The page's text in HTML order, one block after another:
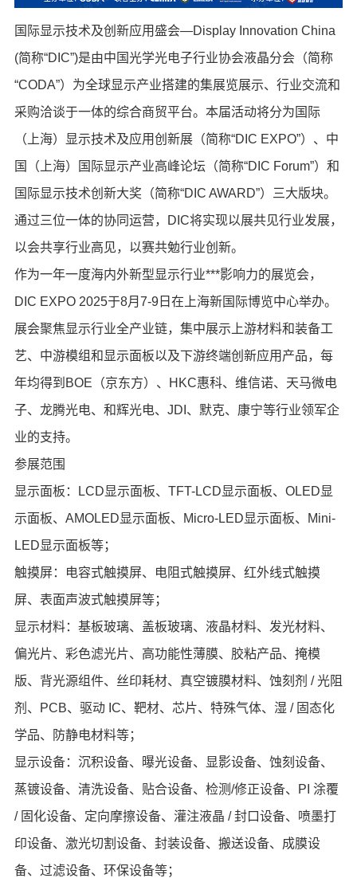
国际显示技术及创新应用盛会—Display Innovation China
(简称“DIC”)是由中国光学光电子行业协会液晶分会（简称
“CODA”）为全球显示产业搭建的集展览展示、行业交流和
采购洽谈于一体的综合商贸平台。本届活动将分为国际
（上海）显示技术及应用创新展（简称“DIC EXPO”）、中
国（上海）国际显示产业高峰论坛（简称“DIC Forum”）和
国际显示技术创新大奖（简称“DIC AWARD”）三大版块。
通过三位一体的协同运营，DIC将实现以展共见行业发展，
以会共享行业高见，以赛共勉行业创新。
作为一年一度海内外新型显示行业***影响力的展览会，
DIC EXPO 2025于8月7-9日在上海新国际博览中心举办。
展会聚焦显示行业全产业链，集中展示上游材料和装备工
艺、中游模组和显示面板以及下游终端创新应用产品，每
年均得到BOE（京东方）、HKC惠科、维信诺、天马微电
子、龙腾光电、和辉光电、JDI、默克、康宁等行业领军企
业的支持。
参展范围
显示面板：LCD显示面板、TFT-LCD显示面板、OLED显
示面板、AMOLED显示面板、Micro-LED显示面板、Mini-
LED显示面板等；
触摸屏：电容式触摸屏、电阻式触摸屏、红外线式触摸
屏、表面声波式触摸屏等；
显示材料：基板玻璃、盖板玻璃、液晶材料、发光材料、
偏光片、彩色滤光片、高功能性薄膜、胶粘产品、掩模
版、背光源组件、丝印耗材、真空镀膜材料、蚀刻剂 / 光阻
剂、PCB、驱动 IC、靶材、芯片、特殊气体、湿 / 固态化
学品、防静电材料等；
显示设备：沉积设备、曝光设备、显影设备、蚀刻设备、
蒸镀设备、清洗设备、贴合设备、检测/修正设备、PI 涂覆
/ 固化设备、定向摩擦设备、灌注液晶 / 封口设备、喷墨打
印设备、激光切割设备、封装设备、搬送设备、成膜设
备、过滤设备、环保设备等；